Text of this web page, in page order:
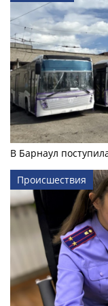
В Барнаул
Происшествия